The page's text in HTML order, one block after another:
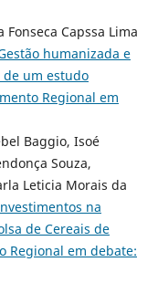
Capssa Lima
humanizada e
um estudo
Regional em
Baggio, Isoé
Souza,
Leticia Morais da
na
de Cereais de
Regional em debate: